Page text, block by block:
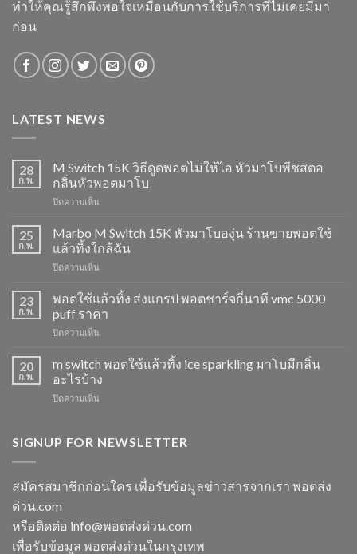
ทำให้คุณรู้สึกพึงพอใจเหมือนกับการใช้บริการที่ไม่เคยมีมา
ก่อน
LATEST NEWS
28
ก.พ.
M Switch 15K วิธีดูดพอตไม่ให้ไอ หัวมาโบพีชสตอ
กลิ่นหัวพอตมาโบ
ปิดความเห็น
Switch
15K
วิธี
ดูด
ไม่
ให้
หัว
โบ
พีช
ตมา
25
ก.พ.
Marbo M Switch 15K หัวมาโบองุ่น ร้านขายพอตใช้
แล้วทิ้งใกล้ฉัน
ปิดความเห็น
M
15K
หัว
โบ
องุ่น
ขาย
แล้ว
ฉัน
23
ก.พ.
พอตใช้แล้วทิ้ง ส่งแกรป พอตชาร์จกี่นาที vmc 5000
puff ราคา
ปิดความเห็น
ทิ้ง
ส่ง
ชาร์จ
vmc
ราคา
20
ก.พ.
m switch พอตใช้แล้วทิ้ง ice sparkling มาโบมีกลิ่น
อะไรบ้าง
ปิดความเห็น
พอต
ice
โบ
มี
SIGNUP FOR NEWSLETTER
สมัครสมาชิกก่อนใคร เพื่อรับข้อมูลข่าวสารจากเรา พอตส่ง
ด่วน.com
หรือติดต่อ info@พอตส่งด่วน.com
เพื่อรับข้อมูล พอตส่งด่วนในกรุงเทพ